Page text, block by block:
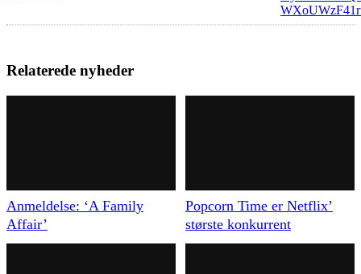
Relaterede nyheder
Anmeldelse: ‘A Family
Affair’
Popcorn Time er Netflix’
største konkurrent